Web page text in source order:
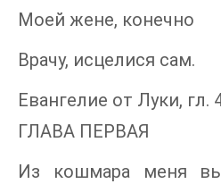
Моей жене, конечно
Врачу, исцелися сам.
Евангелие от Луки, гл.
ГЛАВА ПЕРВАЯ
Из кошмара меня